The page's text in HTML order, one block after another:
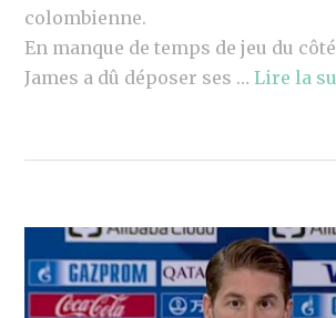
colombienne.
En manque de temps de jeu du
James a dû déposer ses …Lire la